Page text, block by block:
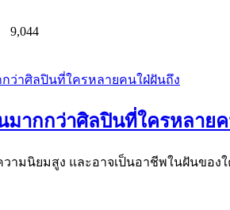
9,044
มากกว่าศิลปินที่ใครหลาย
วามนิยมสูง และอาจเป็นอาชีพในฝันของ